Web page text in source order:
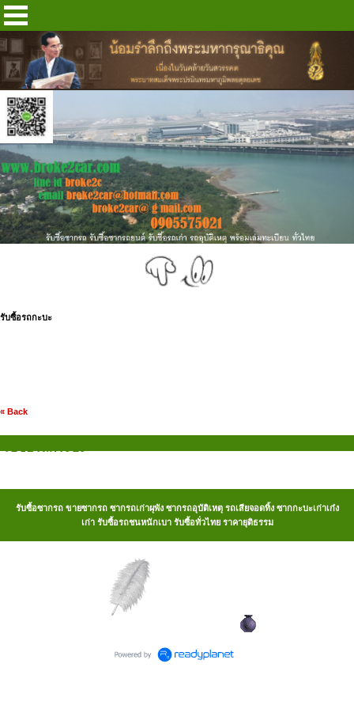
รับซื้อรถกะบะ
« Back
รับซื้อซากรถ ขายซากรถ ซากรถเก่าผุพัง ซากรถอุบัติเหตุ รถเสียจอดทิ้ง ซากกะบะเก่าเก๋ง
เก่า รับซื้อรถชนหนักเบา รับซื้อทั่วไทย ราคายุติธรรม